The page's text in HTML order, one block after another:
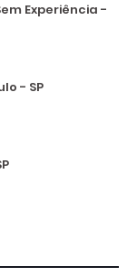
Experiência -
- SP